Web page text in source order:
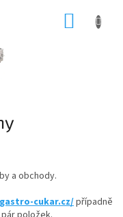
a obchody.
cukar.cz/případně